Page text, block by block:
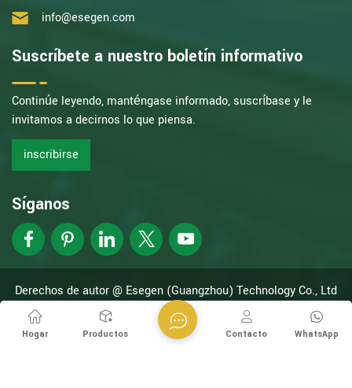
info@esegen.com
Suscríbete a nuestro boletín informativo
Continúe leyendo, manténgase informado, suscríbase y le
invitamos a decirnos lo que piensa.
inscribirse
Síganos
Derechos de autor @ Esegen (Guangzhou) Technology Co., Ltd
Reservados todos los derechos.
Network compatible con
XML
política de privacidad
Hogar Productos WhatsApp
Contacto